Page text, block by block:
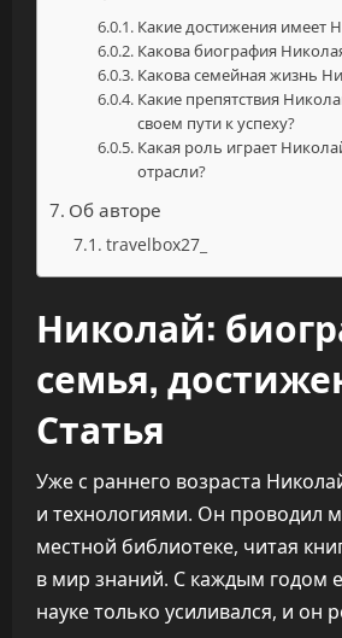
Какие достижения имеет
Какова биография
Какова семейная жизнь
Какие препятствия
своем пути к успеху?
Какая роль играет
отрасли?
Об авторе
travelbox27_
Николай:
семья,
Статья
Уже с раннего возраста
и технологиями. Он проводил
местной библиотеке, читая
в мир знаний. С каждым годом
науке только усиливался, и он